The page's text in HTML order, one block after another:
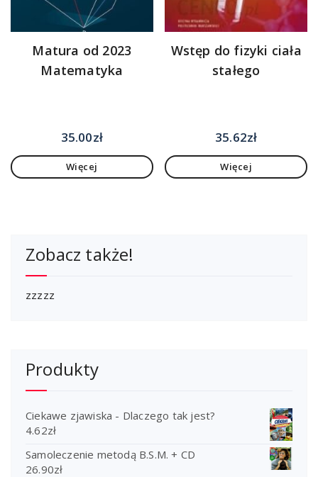
Matura od 2023
Matematyka
35.00zł
Więcej
Wstęp do fizyki ciała
stałego
35.62zł
Więcej
Zobacz także!
zzzzz
Produkty
Ciekawe zjawiska - Dlaczego tak jest?
4.62zł
Samoleczenie metodą B.S.M. + CD
26.90zł